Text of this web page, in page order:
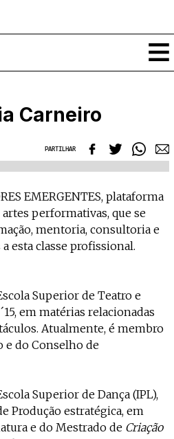
- App
mais longe. Apoiar
Carneiro
PARTILHAR
EMERGENTES, plataforma
performativas, que se
mentoria, consultoria e
esta classe profissional.
Superior de Teatro e
em matérias relacionadas
Atualmente, é membro
e do Conselho de
Superior de Dança (IPL),
Produção estratégica, em
e do Mestrado de Criação